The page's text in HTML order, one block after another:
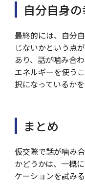
自分自身
最終的には、自分
じないかという点
あり、話が噛み合
エネルギーを使う
択になっているか
まとめ
仮交際で話が噛み
かどうかは、一概
ケーションを試み